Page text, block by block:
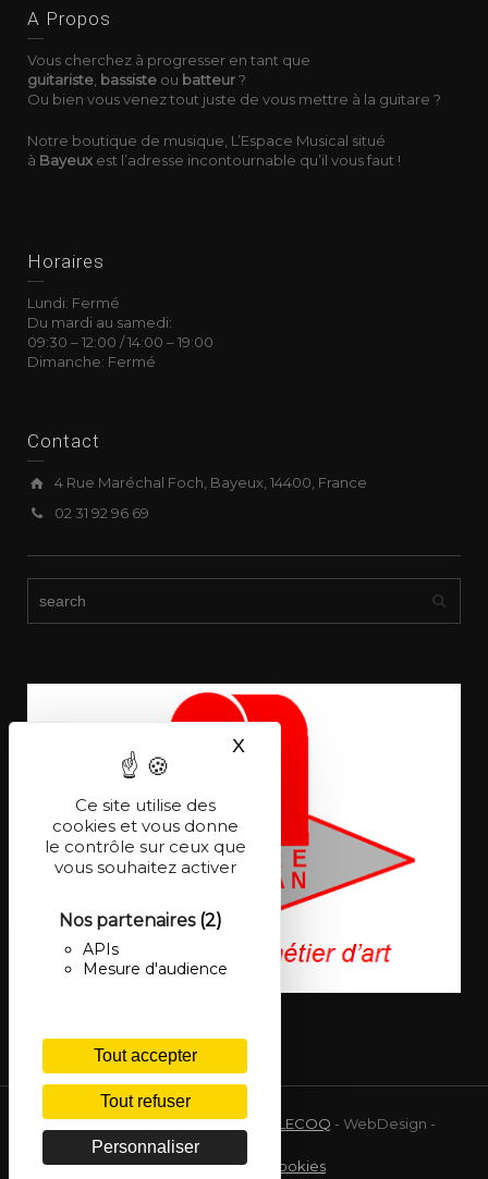
Ce site utilise des
cookies et vous donne
le contrôle sur ceux que
vous souhaitez activer
Nos partenaires (2)
APIs
Mesure d'audience
Tout accepter
Tout refuser
Personnaliser
X
A Propos
Vous cherchez à progresser en tant que
guitariste bassiste ou batteur?
Ou bien vous venez tout juste de vous mettre à la guitare ?
Notre boutique de musique, L’Espace Musical situé
à Bayeux est l’adresse incontournable qu’il vous faut !
Horaires
Lundi: Fermé
Du mardi au samedi:
09:30 –12:00 /14:00 –19:00
Dimanche: Fermé
Contact
4 Rue Maréchal Foch, Bayeux, 14400, France
02 31 92 96 69
© 2026 Site réalisé parFrédéric LECOQ - WebDesign -
Partenaire deNetactivity
Mentions légales
Gestion des cookies